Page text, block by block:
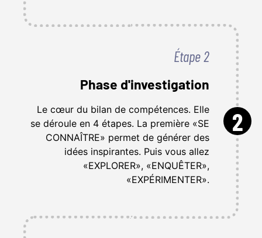
2
Étape 2
Phase d'investigation
Le cœur du bilan de compétences. Elle
se déroule en 4 étapes. La première «SE
CONNAÎTRE» permet de générer des
idées inspirantes. Puis vous allez
«EXPLORER», «ENQUÊTER»,
«EXPÉRIMENTER».